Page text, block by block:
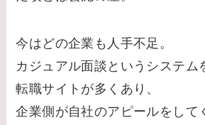
今はどの企業も人手不足。
カジュアル面談というシステム
転職サイトが多くあり、
企業側が自社のアピールをして